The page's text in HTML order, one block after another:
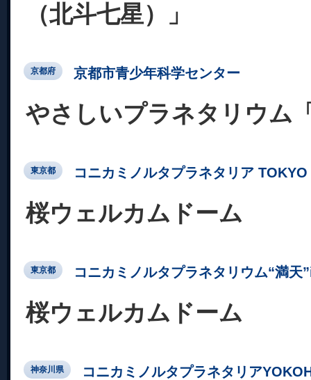
（北斗七星）」
京都府 京都市青少年科学センター
やさしいプラネタリウム
東京都 コニカミノルタプラネタリア TOKYO
桜ウェルカムドーム
東京都 コニカミノルタプラネタリウム“満
桜ウェルカムドーム
神奈川県 コニカミノルタプラネタリア